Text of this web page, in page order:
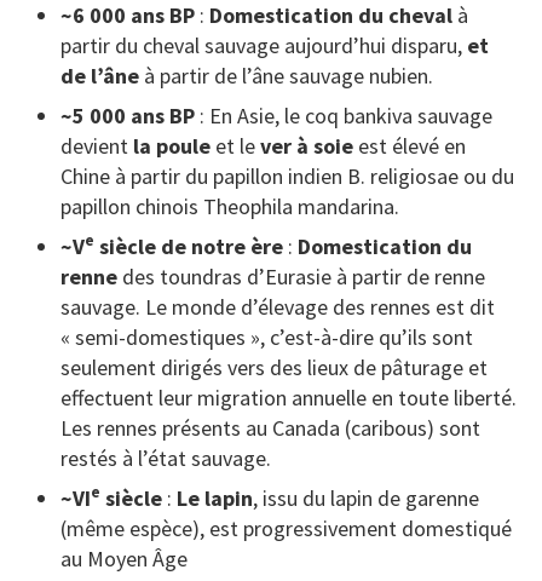
~6 000 ans BP : Domestication du cheval à
partir du cheval sauvage aujourd’hui disparu, et
de l’âne à partir de l’âne sauvage nubien.
~5 000 ans BP : En Asie, le coq bankiva sauvage
devient la poule et lever à soie est élevé en
Chine à partir du papillon indien B. religiosae ou du
papillon chinois Theophila mandarina.
~Ve siècle de notre ère : Domestication du
renne des toundras d’Eurasie à partir de renne
sauvage. Le monde d’élevage des rennes est dit
« semi-domestiques », c’est-à-dire qu’ils sont
seulement dirigés vers des lieux de pâturage et
effectuent leur migration annuelle en toute liberté.
Les rennes présents au Canada (caribous) sont
restés à l’état sauvage.
~VIe siècle : Le lapin, issu du lapin de garenne
(même espèce), est progressivement domestiqué
au Moyen Âge